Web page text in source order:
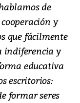
de
y
que fácilmente
indiferencia y
educativa
escritorios:
formar seres